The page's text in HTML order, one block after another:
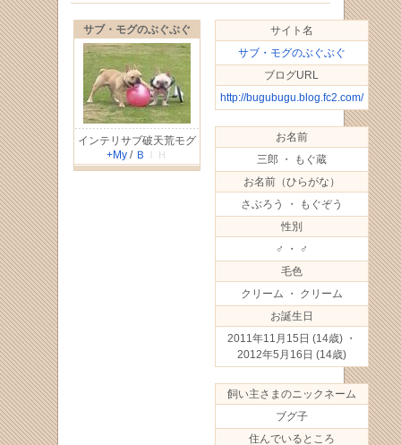
サブ・モグのぶぐぶぐ
インテリサブ破天荒モグ
+My/ Ｂ ＩＨ
サイト名
サブ・モグのぶぐぶぐ
ブログURL
http://bugubugu.blog.fc2.com/
お名前
三郎 ・ もぐ蔵
お名前（ひらがな）
さぶろう ・ もぐぞう
性別
♂ ・ ♂
毛色
クリーム ・ クリーム
お誕生日
2011年11月15日 (14歳) ・
2012年5月16日 (14歳)
飼い主さまのニックネーム
ブグ子
住んでいるところ